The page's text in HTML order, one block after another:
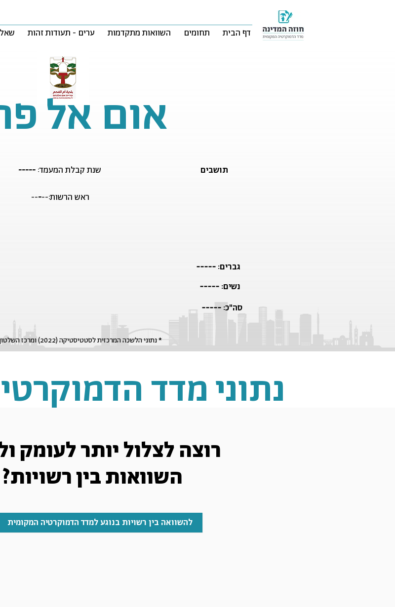
דף הבית תחומים השוואות מתקדמות ערים - תעודות זהות
אום אל
שנת קבלת המעמד:-----
ראש הרשות:---
--
* נתוני הלשכה המרכזית לסטטיסטיקה (2022) ומרכז השלטון המקומי (2025)
גברים:-----
נשים:-----
סה"כ:-----
תושבים
רוצה לצלול יותר לעומק
השוואות בין רשויות?
להשוואה בין רשויות בנוגע למדד הדמוקרטיה המקומית
נתוני מדד